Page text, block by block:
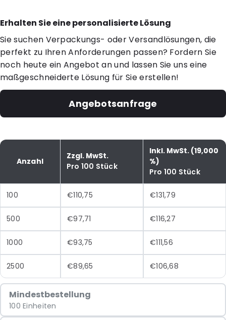
Erhalten Sie eine personalisierte Lösung
Sie suchen Verpackungs- oder Versandlösungen, die
perfekt zu Ihren Anforderungen passen? Fordern Sie
noch heute ein Angebot an und lassen Sie uns eine
maßgeschneiderte Lösung für Sie erstellen!
Angebotsanfrage
Anzahl
Zzgl. MwSt.
Pro 100 Stück
Inkl. MwSt. (19,000
%)
Pro 100 Stück
100 €110,75 €131,79
500 €97,71 €116,27
1000 €93,75 €111,56
2500 €89,65 €106,68
Mindestbestellung
100 Einheiten